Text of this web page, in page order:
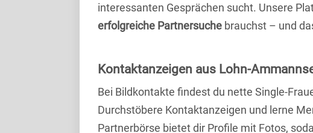
interessanten Gesprächen sucht. Unsere
erfolgreiche Partnersuche brauchst – und
Kontaktanzeigen aus Lohn-
Bei Bildkontakte findest du nette Single-
Durchstöbere Kontaktanzeigen und lerne
Partnerbörse bietet dir Profile mit Fotos,